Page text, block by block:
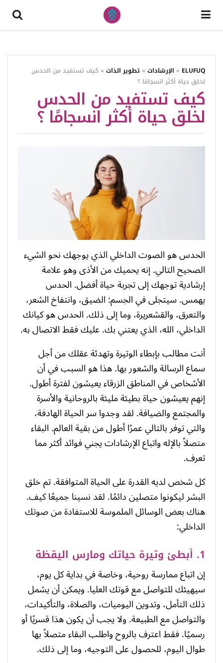
ELUFUQ
» الإرشادات » تطوير الذات »كيف تستفيد من الحدس
لخلق حياة أكثر انسجامًا ؟
كيف تستفيد من الحدس
لخلق حياة أكثر انسجامًا ؟
الحدس هو الصوت الداخلي الذي يوجهك نحو الشيء
الصحيح التالي. إنه يحميك من الأذى وهو علامة
إرشادية توجهك إلى تجربة حياة أفضل. الحدس
يهمس. سيتجلى في الجسم: الضيق، وانتفاخ الشعر،
والتعرق، والقشعريرة، وما إلى ذلك. الحدس هو كيانك
الداخلي، الله، الذي يعتني بك. عليك فقط الاتصال به.
أنت مطالب بإبطاء الوتيرة وتهدئة عقلك من أجل
سماع الرسالة والشعور بها. هذا هو السبب في أن
الأشخاص في المناطق الزرقاء يعيشون لفترة أطول.
إنهم يعيشون حياة بطيئة مليئة بالروحانية والأسرة
والمجتمع والضيافة. لقد وجدوا سر الحياة الهادفة،
والتي توفر بالتالي عمرًا أطول من بقية العالم. البقاء
متصلاً بالإله واتباع الإرشادات يجني فوائد أكثر مما
تعرف.
كل شخص لديه القدرة على الحياة المتوافقة. تم خلق
البشر ليكونوا متصلين دائمًا. لقد نسينا جميعًا كيف.
هناك بعض الوسائل الملموسة للاستفادة من صوتك
الداخلي:
1. أبطئ وتيرة حياتك ومارس اليقظة
إن اتباع ممارسة روحية، وخاصة في بداية كل يوم،
سيهيئك للتواصل مع قوتك العليا. ويمكن أن يشمل
ذلك التأمل، وتدوين اليوميات، والصلاة، والتأكيدات،
والتواصل مع الطبيعة. ولا يجب أن يكون هذا قسريًا أو
رسميًا. فقط اعترف بالروح واطلب البقاء متصلاً بها
طوال اليوم، للحصول على التوجيه، وما إلى ذلك.